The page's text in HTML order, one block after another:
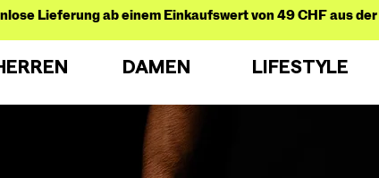
Lieferung ab einem Einkaufswert von 49 CHF aus der
DAMEN LIFESTYLE